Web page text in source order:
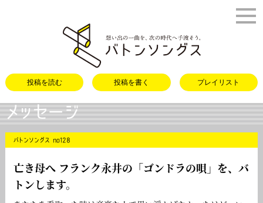
投稿を読む 投稿を書く プレイリスト
メッセージ
バトンソングス no128
亡き母へ フランク永井の「ゴンドラの唄 」を、バ
トンします。